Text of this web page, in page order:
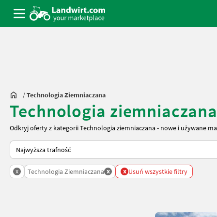
/Technologia Ziemniaczana
Technologia
Odkryj oferty z kategorii Technologia ziemniaczana - nowe i używane
Tak sortuje się na Landwirt.com
x Technologia Ziemniaczana x x Usuń wszystkie filtry